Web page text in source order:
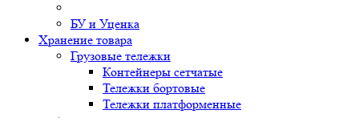
БУ и Уценка
Хранение товара
Грузовые тележки
Контейнеры сетчатые
Тележки бортовые
Тележки платформенные